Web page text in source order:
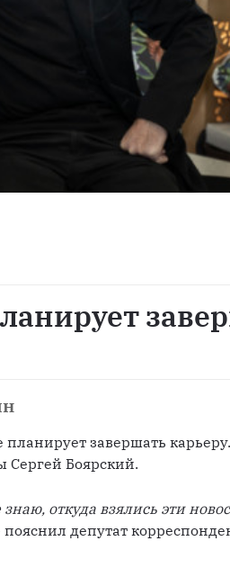
завершать
Сергей Боярский.
откуда взялись эти
депутат